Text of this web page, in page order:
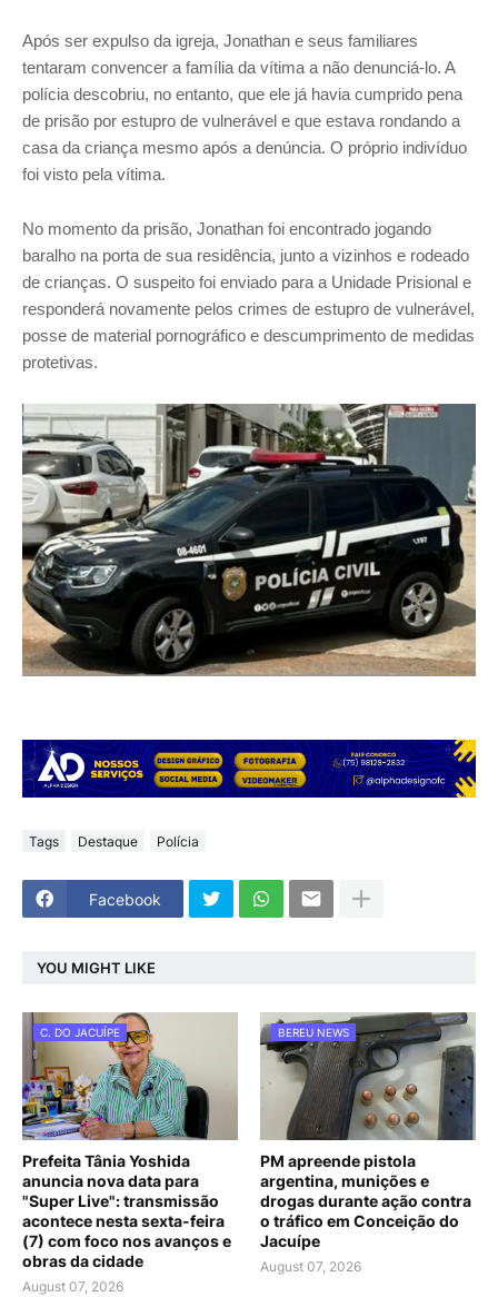
Após ser expulso da igreja, Jonathan e seus familiares
tentaram convencer a família da vítima a não denunciá-lo. A
polícia descobriu, no entanto, que ele já havia cumprido pena
de prisão por estupro de vulnerável e que estava rondando a
casa da criança mesmo após a denúncia. O próprio indivíduo
foi visto pela vítima.
No momento da prisão, Jonathan foi encontrado jogando
baralho na porta de sua residência, junto a vizinhos e rodeado
de crianças. O suspeito foi enviado para a Unidade Prisional e
responderá novamente pelos crimes de estupro de vulnerável,
posse de material pornográfico e descumprimento de medidas
protetivas.
Tags Destaque Polícia
Facebook
YOU MIGHT LIKE
C. DO JACUÍPE
Prefeita Tânia Yoshida
anuncia nova data para
"Super Live": transmissão
acontece nesta sexta-feira
(7) com foco nos avanços e
obras da cidade
August 07, 2026
BEREU NEWS
PM apreende pistola
argentina, munições e
drogas durante ação contra
o tráfico em Conceição do
Jacuípe
August 07, 2026